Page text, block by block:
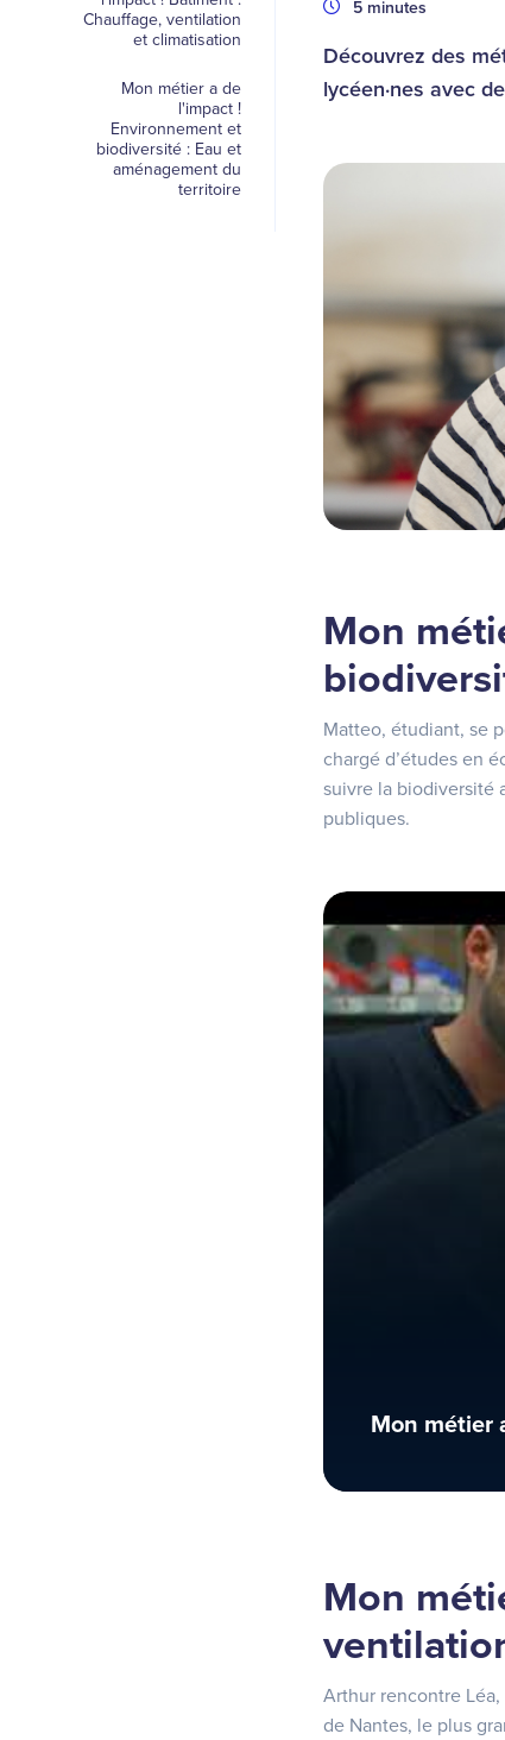
Chauffage, ventilation
et climatisation
Mon métier a de
l'impact !
Environnement et
biodiversité : Eau et
aménagement du
territoire
Durée
5 minutes
Découvrez des
lycéen·nes avec
Mon
Matteo, étudiant, se
chargé d’études en
suivre la biodiversité
publiques.
Mon
Arthur rencontre
de Nantes, le plus